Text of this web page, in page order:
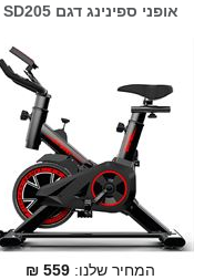
אופני ספינינג דגם SD205
המחיר שלנו:559
₪